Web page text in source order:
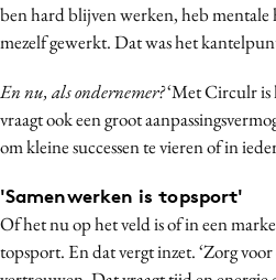
ben hard blijven werken, heb mentale
mezelf gewerkt. Dat was het
En nu, als ondernemer?‘Met Circulr is
vraagt ook een groot
om kleine successen te vieren of in
'Samenwerken is topsport'
Of het nu op het veld is of in een
topsport. En dat vergt inzet. ‘Zorg